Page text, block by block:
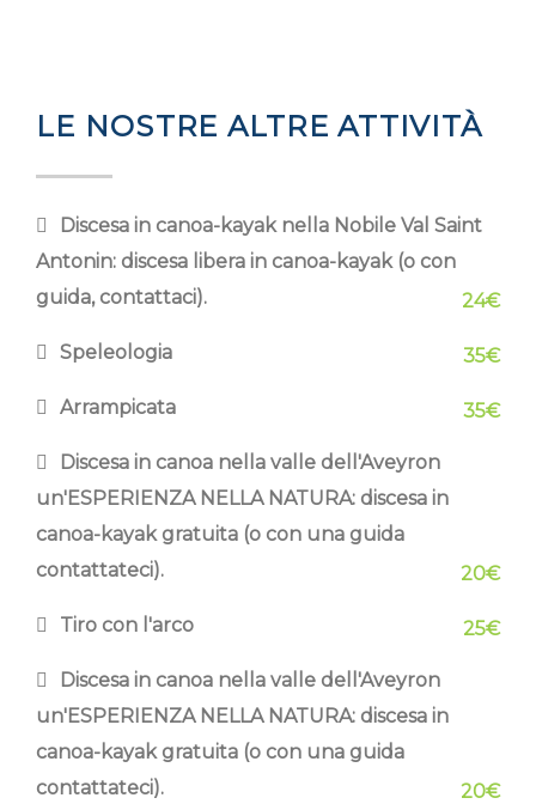
LE NOSTRE ALTRE ATTIVITÀ
Discesa in canoa-kayak nella Nobile Val Saint
Antonin: discesa libera in canoa-kayak (o con
guida, contattaci).
24€
Speleologia 35€
Arrampicata 35€
Discesa in canoa nella valle dell'Aveyron
un'ESPERIENZA NELLA NATURA: discesa in
canoa-kayak gratuita (o con una guida
contattateci).
20€
Tiro con l'arco 25€
Discesa in canoa nella valle dell'Aveyron
un'ESPERIENZA NELLA NATURA: discesa in
canoa-kayak gratuita (o con una guida
contattateci).
20€